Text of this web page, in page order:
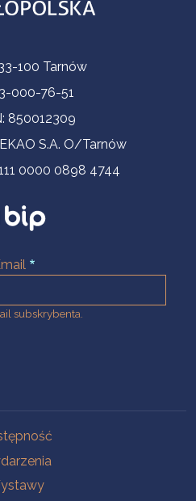
100 Tarnów
000-76-51
850012309
S.A. O/Tarnów
0000 0898 4744
subskrybenta.